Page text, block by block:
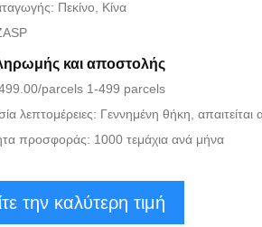
Πεκίνο, Κίνα
και αποστολής
parcels 1-499 parcels
λεπτομέρειες: Γεννημένη θήκη,
προσφοράς: 1000 τεμάχια ανά μήνα
την καλύτερη τιμή